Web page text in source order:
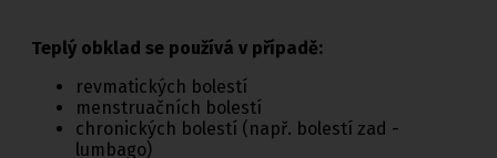
Teplý obklad se používá v případě:
revmatických bolestí
menstruačních bolestí
chronických bolestí (např. bolestí zad -
lumbago)